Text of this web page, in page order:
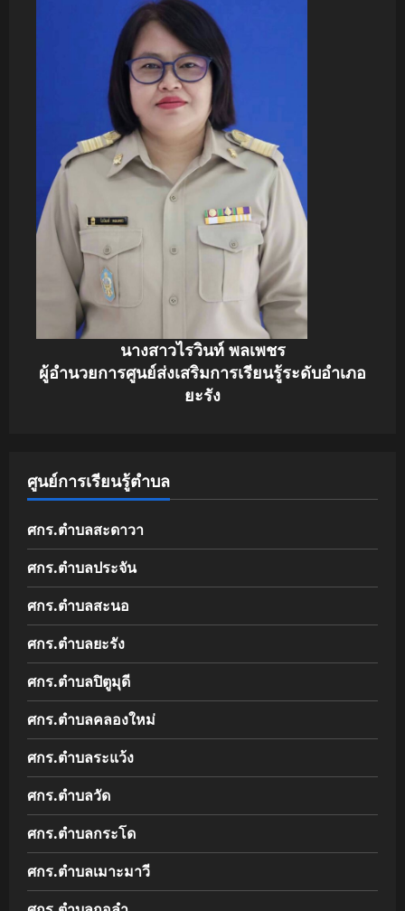
นางสาวไรวินท์ พลเพชร
ผู้อำนวยการศูนย์ส่งเสริมการเรียนรู้ระดับอำเภอ
ยะรัง
ศูนย์การเรียนรู้ตำบล
ศกร.ตำบลสะดาวา
ศกร.ตำบลประจัน
ศกร.ตำบลสะนอ
ศกร.ตำบลยะรัง
ศกร.ตำบลปิตูมุดี
ศกร.ตำบลคลองใหม่
ศกร.ตำบลระแว้ง
ศกร.ตำบลวัด
ศกร.ตำบลกระโด
ศกร.ตำบลเมาะมาวี